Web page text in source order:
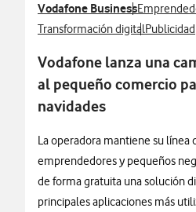
Ver más notas de prensa
Vodafone BusinessVer más
Ver más notas de prensa
Transformación digitalVer más
Publicidad
Vodafone lanza una
al pequeño comercio
navidades
La operadora mantiene su línea
emprendedores y pequeños
de forma gratuita una solución
principales aplicaciones más